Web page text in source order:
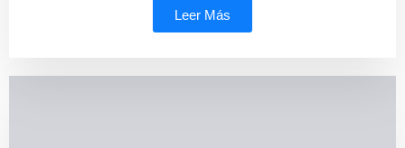
Leer Más